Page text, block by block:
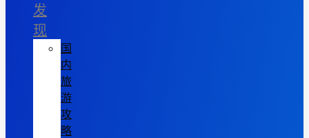
发
现
国
内
旅
游
攻
略